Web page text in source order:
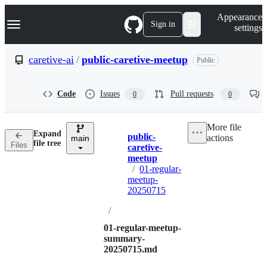
k
p
n
Navigation Menu Sign in
Appearance
settings
caretive-ai / public-caretive-meetup Public
Code Issues 0 Pull requests 0
Files
Expand
file tree
main Breadcrumbs
public-
caretive-
meetup
/ 01-regular-
meetup-
20250715
/
01-regular-meetup-
summary-
20250715.md
More file
actions